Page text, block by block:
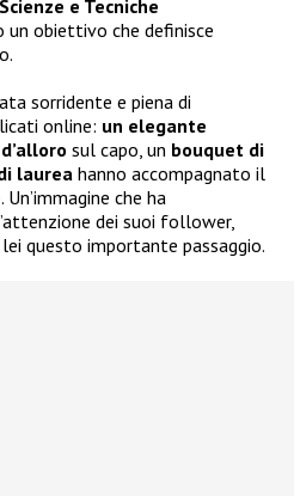
Scienze e Tecniche
un obiettivo che definisce
sorridente e piena di
online: un elegante
sul capo, un bouquet di
laurea hanno accompagnato il
che ha
dei suoi follower,
questo importante passaggio.